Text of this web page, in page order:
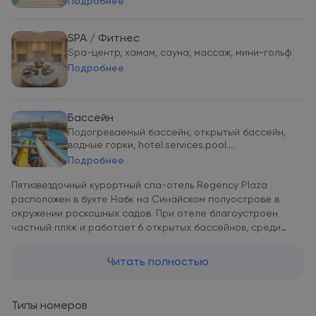
SPA / Фитнес
Spa-центр, хамам, сауна, массаж, мини-гольф
Подробнее
Бассейн
Подогреваемый бассейн, открытый бассейн,
водные горки, hotel.services.pool....
Подробнее
Пятизвездочный курортный спа-отель Regency Plaza
расположен в бухте Набк на Синайском полуострове в
окружении роскошных садов. При отеле благоустроен
частный пляж и работает 6 открытых бассейнов, среди
зимой. Кроме того, в отеле открыто 7 ресторанов: главные
специализирующиеся на итальянской, восточной и рыбной
Читать полностью
Типы номеров